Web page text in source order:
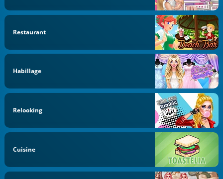
Restaurant
Habillage
Relooking
Cuisine